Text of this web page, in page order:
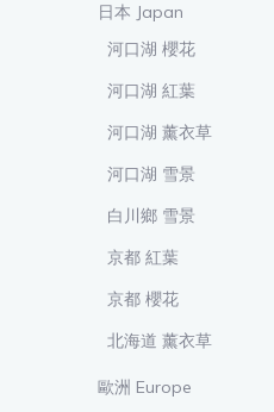
日本 Japan
河口湖 櫻花
河口湖 紅葉
河口湖 薰衣草
河口湖 雪景
白川鄉 雪景
京都 紅葉
京都 櫻花
北海道 薰衣草
歐洲 Europe